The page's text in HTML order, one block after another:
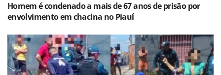
Homem é condenado a mais de 67 anos de prisão por
envolvimento em chacina no Piauí